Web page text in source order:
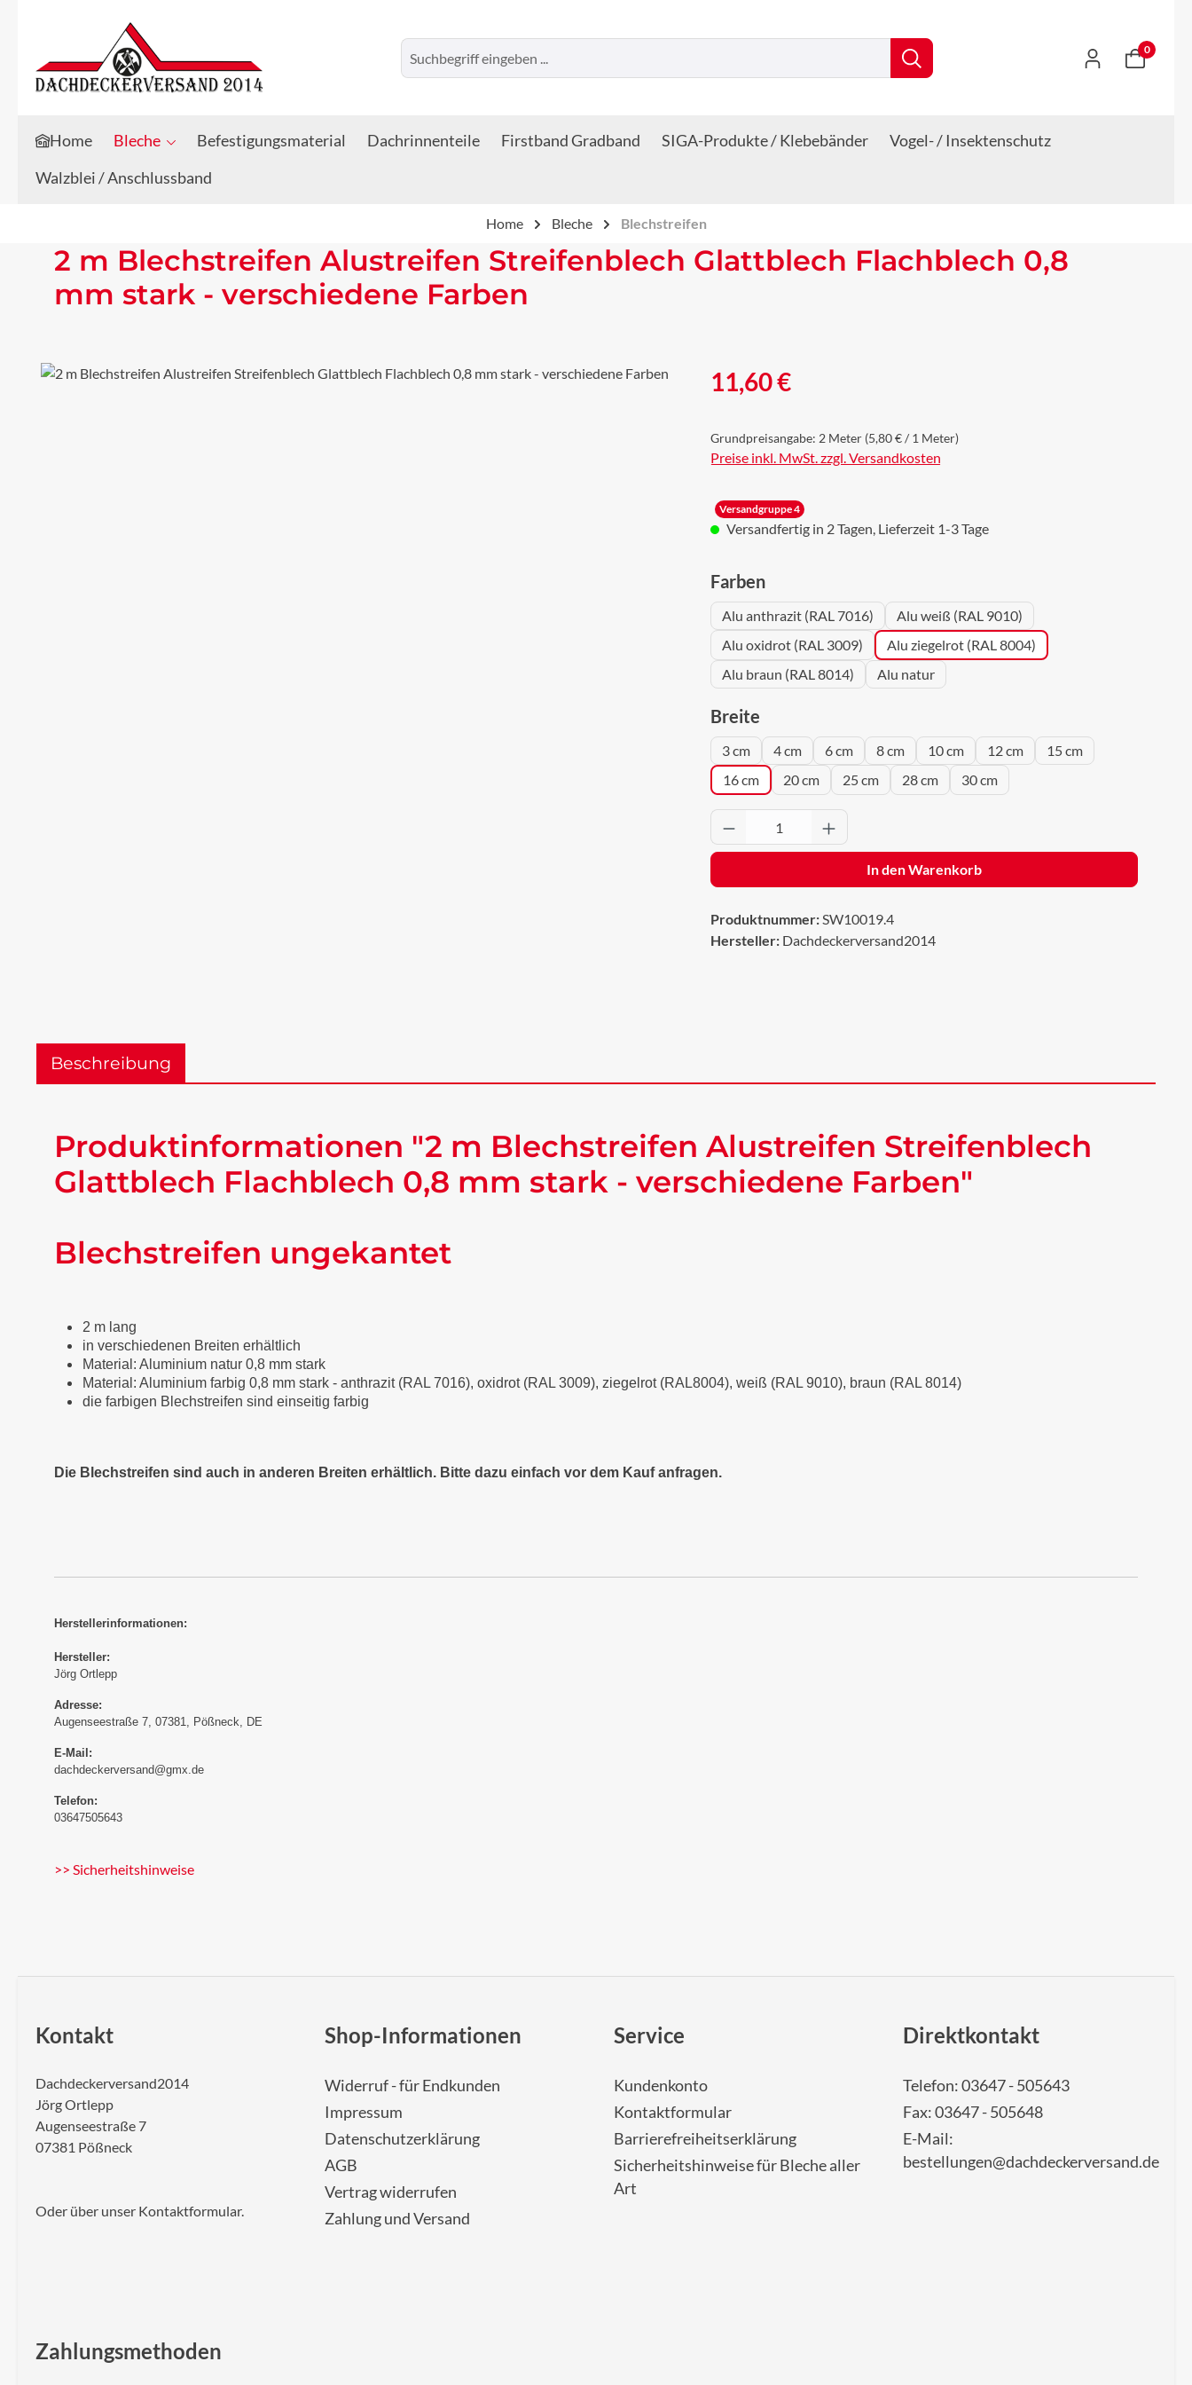
Zum Hauptinhalt springen
Zur Suche springen
0
Home Bleche Befestigungsmaterial Dachrinnenteile Firstband Gradband SIGA-Produkte / Klebebänder
Vogel- / Insektenschutz
Walzblei / Anschlussband
Home Bleche Blechstreifen
2 m Blechstreifen Alustreifen Streifenblech Glattblech Flachblech 0,8
mm stark - verschiedene Farben
Bildergalerie überspringen Regulärer Preis:
11,60 €
Grundpreisangabe: 2 Meter (5,80 € / 1 Meter)
Preise inkl. MwSt. zzgl. Versandkosten
Versandgruppe 4
Versandfertig in 2 Tagen, Lieferzeit 1-3 Tage
Farbenauswählen
Alu anthrazit (RAL 7016)
Alu weiß (RAL 9010)
Alu oxidrot (RAL 3009)
Alu ziegelrot (RAL 8004)
Alu braun (RAL 8014)
Alu natur
Breiteauswählen
3 cm 4 cm 6 cm 8 cm 10 cm 12 cm
15 cm
16 cm
20 cm 25 cm 28 cm 30 cm
Produkt Anzahl: Gib den gewünschten Wert ein
In den Warenkorb
Produktnummer:SW10019.4
Hersteller: Dachdeckerversand2014
Beschreibung
Produktinformationen "2 m Blechstreifen Alustreifen Streifenblech
Glattblech Flachblech 0,8 mm stark - verschiedene Farben"
Blechstreifen ungekantet
2 m lang
in verschiedenen Breiten erhältlich
Material: Aluminium natur 0,8 mm stark
Material: Aluminium farbig 0,8 mm stark - anthrazit (RAL 7016), oxidrot (RAL 3009), ziegelrot (RAL8004), weiß (RAL 9010), braun (RAL 8014)
die farbigen Blechstreifen sind einseitig farbig
Die Blechstreifen sind auch in anderen Breiten erhältlich. Bitte dazu einfach vor dem Kauf anfragen.
Herstellerinformationen:
Hersteller:
Jörg Ortlepp
Adresse:
Augenseestraße 7, 07381, Pößneck, DE
E-Mail:
dachdeckerversand@gmx.de
Telefon:
03647505643
>> Sicherheitshinweise
Kontakt
Dachdeckerversand2014
Jörg Ortlepp
Augenseestraße 7
07381 Pößneck
Oder über unser Kontaktformular.
Shop-Informationen
Widerruf - für Endkunden
Impressum
Datenschutzerklärung
AGB
Vertrag widerrufen
Zahlung und Versand
Service
Kundenkonto
Kontaktformular
Barrierefreiheitserklärung
Sicherheitshinweise für Bleche aller
Art
Direktkontakt
Telefon: 03647 - 505643
Fax: 03647 - 505648
E-Mail:
bestellungen@dachdeckerversand.de
Zahlungsmethoden